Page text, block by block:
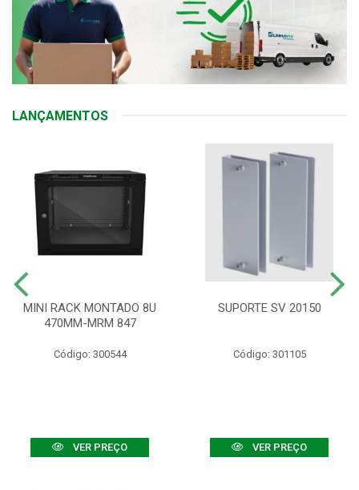
LANÇAMENTOS
MINI RACK MONTADO 8U
470MM-MRM 847
Código: 300544
VER PREÇO
SUPORTE SV 20150
Código: 301105
VER PREÇO